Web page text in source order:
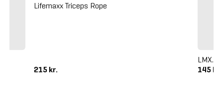
Lifemaxx Triceps Rope
215 kr.
LMX.
145 kr.